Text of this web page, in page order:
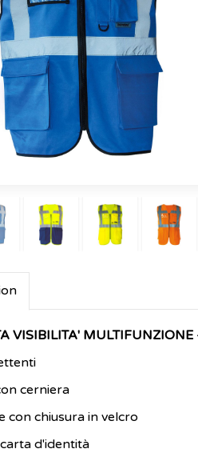
VISIBILITA'
cerniera
con chiusura in velcro
d'identità